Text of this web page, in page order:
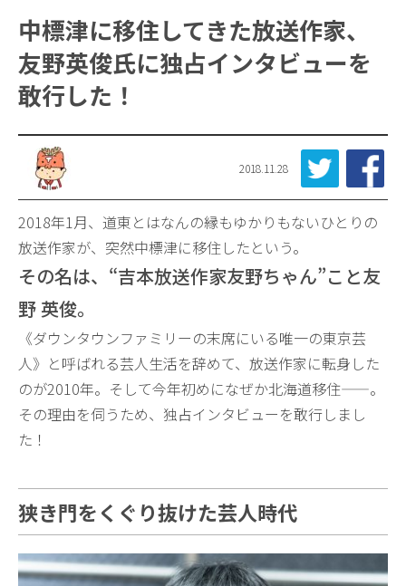
中標津に移住してきた放送作家、
友野英俊氏に独占インタビューを
敢行した！
2018.11.28
2018年1月、道東とはなんの縁もゆかりもないひとりの
放送作家が、突然中標津に移住したという。
その名は、“吉本放送作家友野ちゃん”こと友
野 英俊。
《ダウンタウンファミリーの末席にいる唯一の東京芸
人》と呼ばれる芸人生活を辞めて、放送作家に転身した
のが2010年。そして今年初めになぜか北海道移住——。
その理由を伺うため、独占インタビューを敢行しまし
た！
狭き門をくぐり抜けた芸人時代